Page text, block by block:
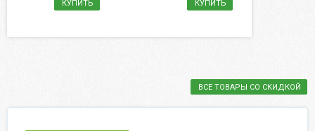
КУПИТЬ КУПИТЬ
ВСЕ ТОВАРЫ СО СКИДКОЙ